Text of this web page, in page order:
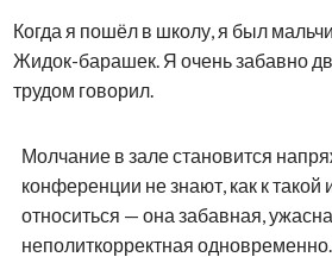
Когда я пошёл в школу, я был
Жидок-барашек. Я очень забавно
трудом говорил.
Молчание в зале становится
конференции не знают, как к
относиться — она забавная,
неполиткорректная одновременно.